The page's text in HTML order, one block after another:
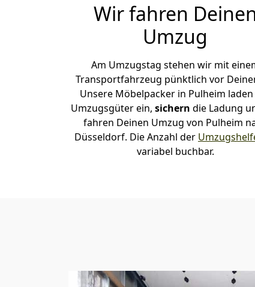
Wir fahren
Umzug
Am Umzugstag stehen wir mit
Transportfahrzeug pünktlich vor
Unsere Möbelpacker in Pulheim laden
Umzugsgüter ein, sichern die Ladung
fahren Deinen Umzug von Pulheim
Düsseldorf. Die Anzahl der
variabel buchbar.